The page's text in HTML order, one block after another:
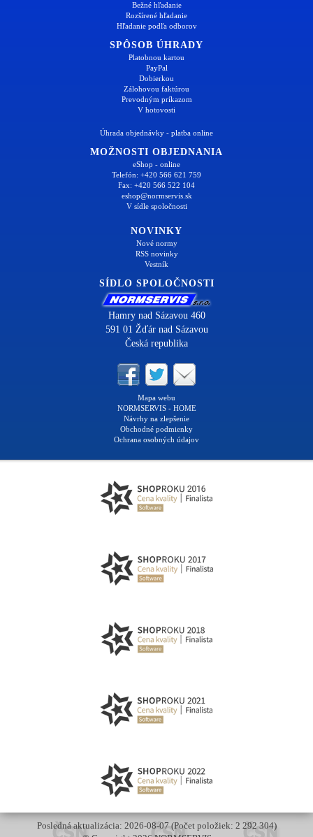
Bežné hľadanie
Rozšírené hľadanie
Hľadanie podľa odborov
SPÔSOB ÚHRADY
Platobnou kartou
PayPal
Dobierkou
Zálohovou faktúrou
Prevodným príkazom
V hotovosti
Úhrada objednávky - platba online
MOŽNOSTI OBJEDNANIA
eShop - online
Telefón: +420 566 621 759
Fax: +420 566 522 104
eshop@normservis.sk
V sídle spoločnosti
NOVINKY
Nové normy
RSS novinky
Vestník
SÍDLO SPOLOČNOSTI
Hamry nad Sázavou 460
591 01 Žďár nad Sázavou
Česká republika
Mapa webu
NORMSERVIS - HOME
Návrhy na zlepšenie
Obchodné podmienky
Ochrana osobných údajov
Posledná aktualizácia: 2026-08-07 (Počet položiek: 2 292 304)